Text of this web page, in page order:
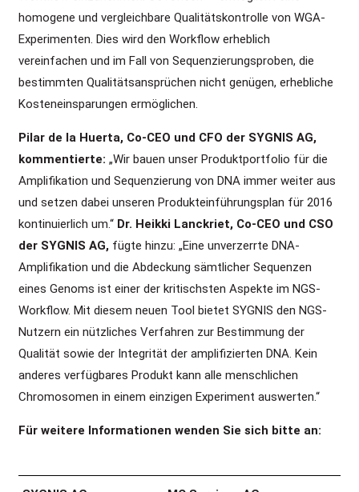
homogene und vergleichbare Qualitätskontrolle von WGA-
Experimenten. Dies wird den Workflow erheblich
vereinfachen und im Fall von Sequenzierungsproben, die
bestimmten Qualitätsansprüchen nicht genügen, erhebliche
Kosteneinsparungen ermöglichen.
Pilar de la Huerta, Co-CEO und CFO der SYGNIS AG,
kommentierte: „Wir bauen unser Produktportfolio für die
Amplifikation und Sequenzierung von DNA immer weiter aus
und setzen dabei unseren Produkteinführungsplan für 2016
kontinuierlich um.“ Dr. Heikki Lanckriet, Co-CEO und CSO
der SYGNIS AG, fügte hinzu: „Eine unverzerrte DNA-
Amplifikation und die Abdeckung sämtlicher Sequenzen
eines Genoms ist einer der kritischsten Aspekte im NGS-
Workflow. Mit diesem neuen Tool bietet SYGNIS den NGS-
Nutzern ein nützliches Verfahren zur Bestimmung der
Qualität sowie der Integrität der amplifizierten DNA. Kein
anderes verfügbares Produkt kann alle menschlichen
Chromosomen in einem einzigen Experiment auswerten.“
Für weitere Informationen wenden Sie sich bitte an: